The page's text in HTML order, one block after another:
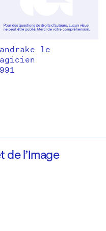
le
de l’Image